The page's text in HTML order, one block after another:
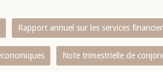
Rapport annuel sur les services
Note trimestrielle de